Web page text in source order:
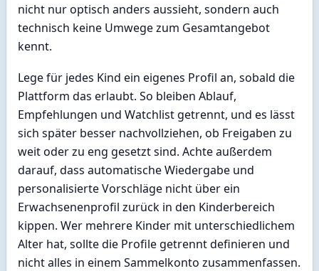
nicht nur optisch anders aussieht, sondern auch
technisch keine Umwege zum Gesamtangebot
kennt.
Lege für jedes Kind ein eigenes Profil an, sobald die
Plattform das erlaubt. So bleiben Ablauf,
Empfehlungen und Watchlist getrennt, und es lässt
sich später besser nachvollziehen, ob Freigaben zu
weit oder zu eng gesetzt sind. Achte außerdem
darauf, dass automatische Wiedergabe und
personalisierte Vorschläge nicht über ein
Erwachsenenprofil zurück in den Kinderbereich
kippen. Wer mehrere Kinder mit unterschiedlichem
Alter hat, sollte die Profile getrennt definieren und
nicht alles in einem Sammelkonto zusammenfassen.